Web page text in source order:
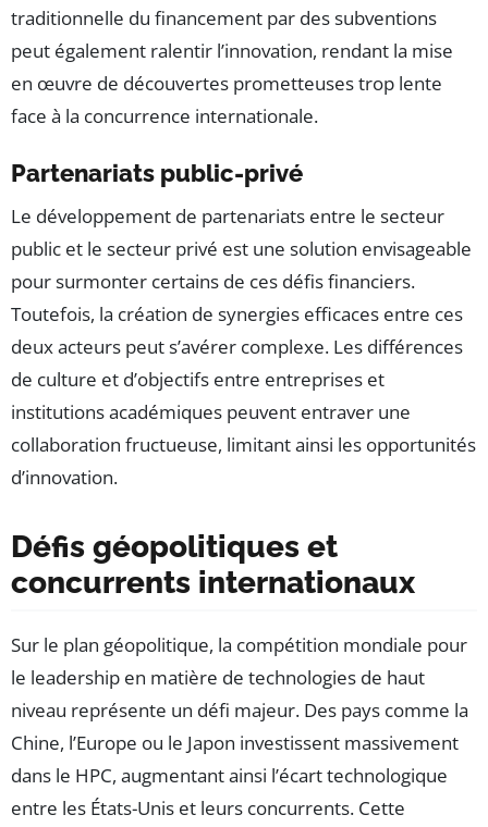
traditionnelle du financement par des subventions
peut également ralentir l’innovation, rendant la mise
en œuvre de découvertes prometteuses trop lente
face à la concurrence internationale.
Partenariats public-privé
Le développement de partenariats entre le secteur
public et le secteur privé est une solution envisageable
pour surmonter certains de ces défis financiers.
Toutefois, la création de synergies efficaces entre ces
deux acteurs peut s’avérer complexe. Les différences
de culture et d’objectifs entre entreprises et
institutions académiques peuvent entraver une
collaboration fructueuse, limitant ainsi les opportunités
d’innovation.
Défis géopolitiques et
concurrents internationaux
Sur le plan géopolitique, la compétition mondiale pour
le leadership en matière de technologies de haut
niveau représente un défi majeur. Des pays comme la
Chine, l’Europe ou le Japon investissent massivement
dans le HPC, augmentant ainsi l’écart technologique
entre les États-Unis et leurs concurrents. Cette